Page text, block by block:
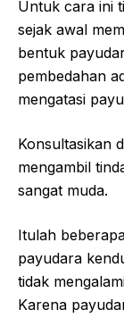
Untuk cara ini
sejak awal
bentuk
pembedahan
mengatasi
Konsultasikan
mengambil
sangat muda.
Itulah
payudara
tidak
Karena